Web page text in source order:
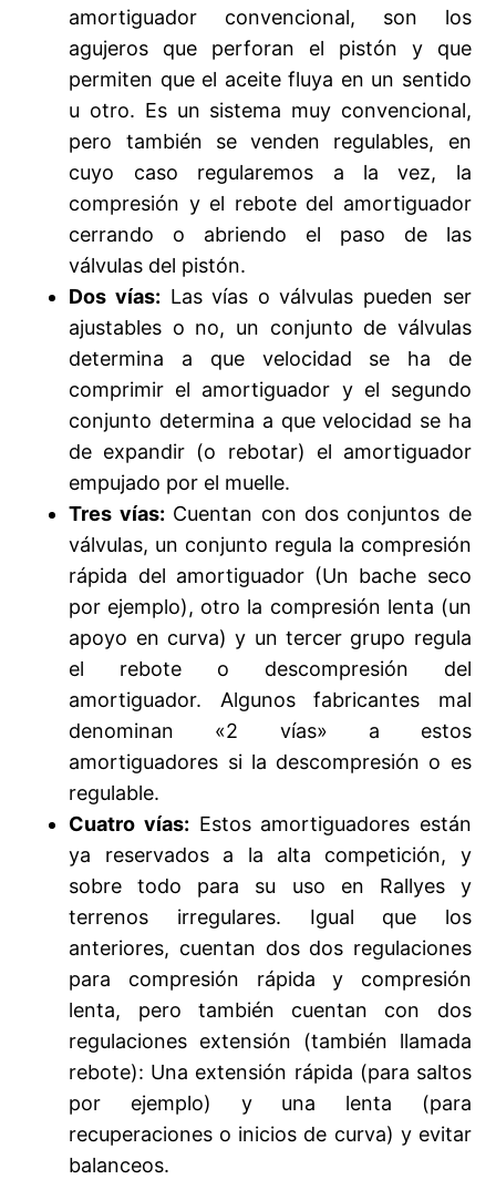
amortiguador convencional, son los
agujeros que perforan el pistón y que
permiten que el aceite fluya en un sentido
u otro. Es un sistema muy convencional,
pero también se venden regulables, en
cuyo caso regularemos a la vez, la
compresión y el rebote del amortiguador
cerrando o abriendo el paso de las
válvulas del pistón.
Dos vías: Las vías o válvulas pueden ser
ajustables o no, un conjunto de válvulas
determina a que velocidad se ha de
comprimir el amortiguador y el segundo
conjunto determina a que velocidad se ha
de expandir (o rebotar) el amortiguador
empujado por el muelle.
Tres vías: Cuentan con dos conjuntos de
válvulas, un conjunto regula la compresión
rápida del amortiguador (Un bache seco
por ejemplo), otro la compresión lenta (un
apoyo en curva) y un tercer grupo regula
el rebote o descompresión del
amortiguador. Algunos fabricantes mal
denominan «2 vías» a estos
amortiguadores si la descompresión o es
regulable.
Cuatro vías: Estos amortiguadores están
ya reservados a la alta competición, y
sobre todo para su uso en Rallyes y
terrenos irregulares. Igual que los
anteriores, cuentan dos dos regulaciones
para compresión rápida y compresión
lenta, pero también cuentan con dos
regulaciones extensión (también llamada
rebote): Una extensión rápida (para saltos
por ejemplo) y una lenta (para
recuperaciones o inicios de curva) y evitar
balanceos.